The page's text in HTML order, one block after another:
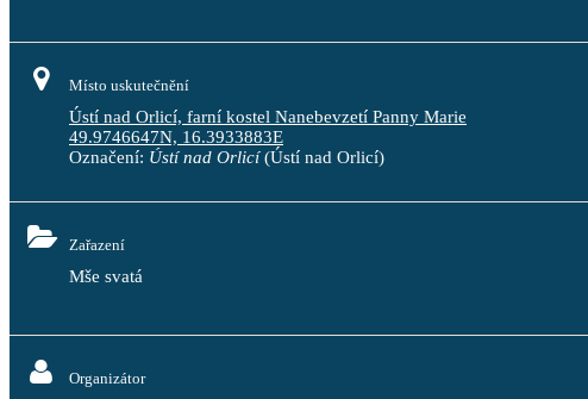
Místo uskutečnění
Ústí nad Orlicí, farní kostel Nanebevzetí Panny Marie
49.9746647N, 16.3933883E
Označení: Ústí nad Orlicí(Ústí nad Orlicí)
Zařazení
Mše svatá
Organizátor